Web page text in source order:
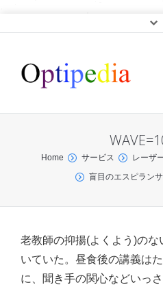
You are here:
Home サービス
レーザ
盲目のエスピランサ
老教師の抑揚(よくよう)の
いていた。昼食後の講義は
に、聞き手の関心などいっ